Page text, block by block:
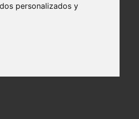
personalizados y